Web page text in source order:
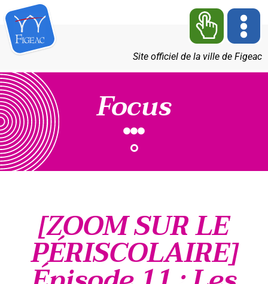
Site officiel de la ville de Figeac
Focus
[ZOOM SUR LE
PÉRISCOLAIRE]